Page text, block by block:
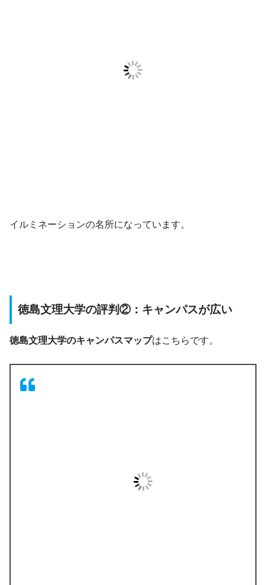
イルミネーションの名所になっています。
徳島文理大学の評判②：キャンパスが広い
徳島文理大学のキャンパスマップはこちらです。